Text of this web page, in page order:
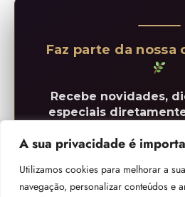
A sua privacidade é
Utilizamos cookies para melhorar a
navegação, personalizar conteúdos e
Social
FACEBOOK
INSTAGRAM
SOUNDCLOUD
Faz parte da nossa
Recebe novidades,
especiais